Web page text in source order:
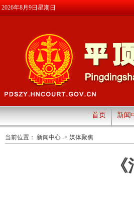
2026年8月9日星期日
首页 新闻
当前位置： 新闻中心 -> 媒体聚焦